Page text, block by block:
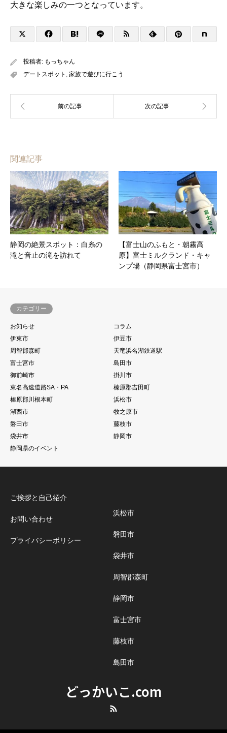
大きな楽しみの一つとなっています。
投稿者: もっちゃん
デートスポット , 家族で遊びに行こう
関連記事
静岡の絶景スポット：白糸の
滝と音止の滝を訪れて
【富士山のふもと・朝霧高
原】富士ミルクランド・キャ
ンプ場（静岡県富士宮市）
カテゴリー
お知らせ
コラム
伊東市
伊豆市
周智郡森町
天竜浜名湖鉄道駅
富士宮市
島田市
御前崎市
掛川市
東名高速道路SA・PA
榛原郡吉田町
榛原郡川根本町
浜松市
湖西市
牧之原市
磐田市
藤枝市
袋井市
静岡市
静岡県のイベント
ご挨拶と自己紹介
お問い合わせ
プライバシーポリシー
浜松市
磐田市
袋井市
周智郡森町
静岡市
富士宮市
藤枝市
島田市
どっかいこ.com